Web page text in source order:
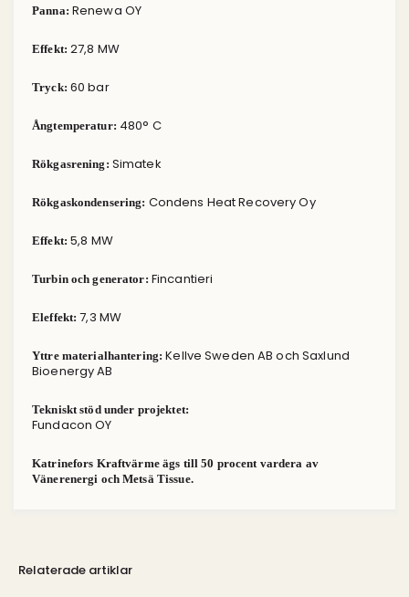
Panna: Renewa OY
Effekt:27,8 MW
Tryck: 60 bar
Ångtemperatur: 480° C
Rökgasrening: Simatek
Rökgaskondensering: Condens Heat Recovery Oy
Effekt: 5,8 MW
Turbin och generator: Fincantieri
Eleffekt:7,3 MW
Yttre materialhantering:Kellve Sweden AB och Saxlund
Bioenergy AB
Tekniskt stöd under projektet:
Fundacon OY
Katrinefors Kraftvärme ägs till 50 procent vardera av
Vänerenergi och Metsä Tissue.
Relaterade artiklar